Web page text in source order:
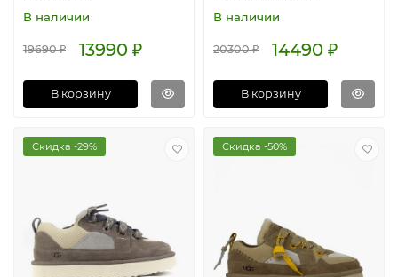
В наличии
19690 ₽ 13990 ₽
В корзину
В наличии
20300 ₽ 14490 ₽
В корзину
Скидка -29% Скидка -50%